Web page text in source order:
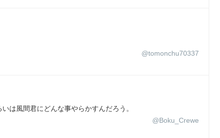
@tomonchu70337
は風間君にどんな事やらかすんだろう。
@Boku_Crewe